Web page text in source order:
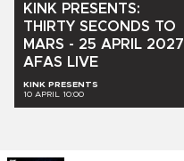
KINK PRESENTS:
THIRTY SECONDS TO
MARS - 25 APRIL 2027
AFAS LIVE
KINK PRESENTS
10 APRIL 10:00